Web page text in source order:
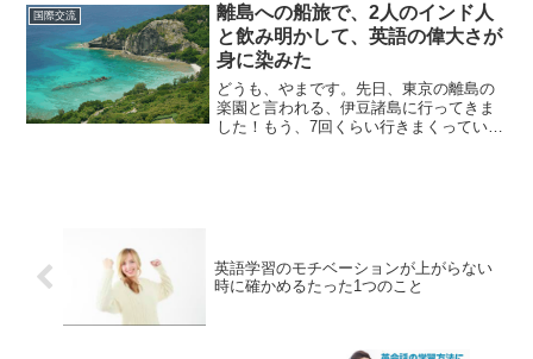
国際交流
離島への船旅で、2人のインド人
と飲み明かして、英語の偉大さが
身に染みた
どうも、やまです。先日、東京の離島の
楽園と言われる、伊豆諸島に行ってきま
した！もう、7回くらい行きまくってい
英語学習のモチベーションが上がらない
時に確かめるたった1つのこと